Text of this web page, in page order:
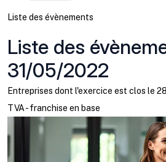
Liste des évènements
Liste des
31/05/2022
Entreprises dont l'exercice est clos le
TVA - franchise en base